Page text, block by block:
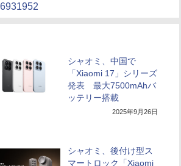
シャオミ、中国で
「Xiaomi 17」シリーズ
発表 最大7500mAhバ
ッテリー搭載
2025年9月26日
シャオミ、後付け型ス
マートロック「Xiaomi